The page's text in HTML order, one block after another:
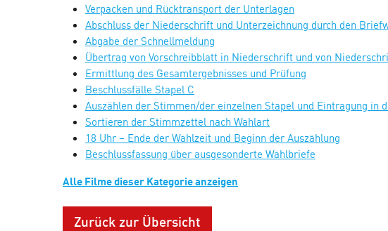
Verpacken und Rücktransport der Unterlagen
Abschluss der Niederschrift und Unterzeichnung durch den
Abgabe der Schnellmeldung
Übertrag von Vorschreibblatt in Niederschrift und von
Ermittlung des Gesamtergebnisses und Prüfung
Beschlussfälle Stapel C
Auszählen der Stimmen/der einzelnen Stapel und Eintragung in
Sortieren der Stimmzettel nach Wahlart
18 Uhr – Ende der Wahlzeit und Beginn der Auszählung
Beschlussfassung über ausgesonderte Wahlbriefe
Alle Filme dieser Kategorie anzeigen
Zurück zur Übersicht